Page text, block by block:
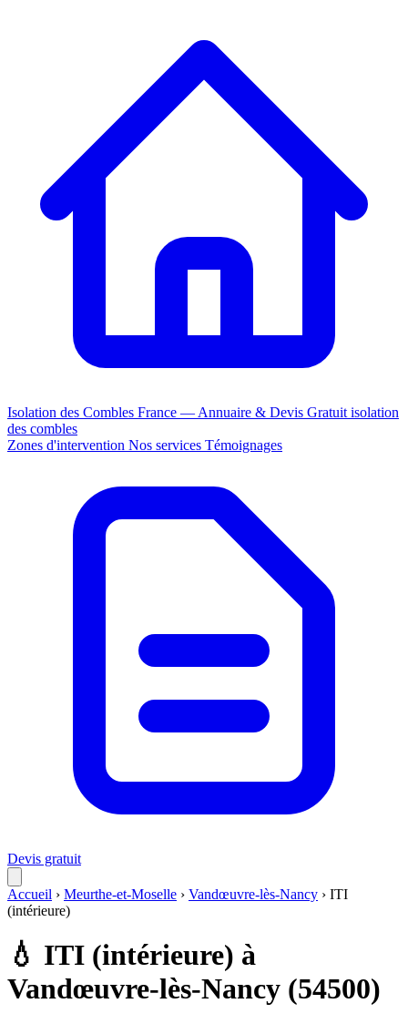
Isolation des Combles France — Annuaire & Devis Gratuit isolation
des combles
Zones d'intervention Nos services Témoignages
Devis gratuit
Accueil › Meurthe-et-Moselle › Vandœuvre-lès-Nancy › ITI
(intérieure)
💧 ITI (intérieure) à
Vandœuvre-lès-Nancy (54500)